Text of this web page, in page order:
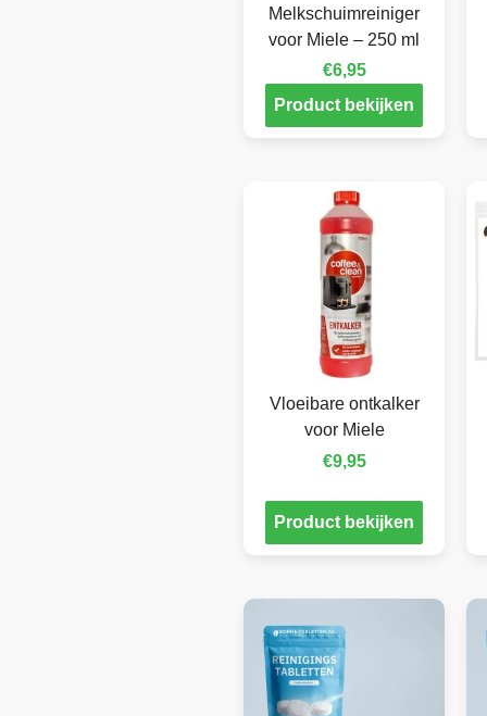
Melkschuimreiniger
voor Miele – 250 ml
€6,95
Product bekijken
Vloeibare ontkalker
voor Miele
€9,95
Product bekijken